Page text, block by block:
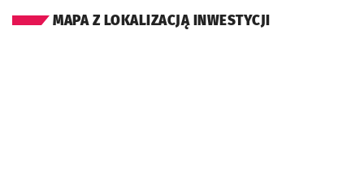
MAPA Z LOKALIZACJĄ INWESTYCJI